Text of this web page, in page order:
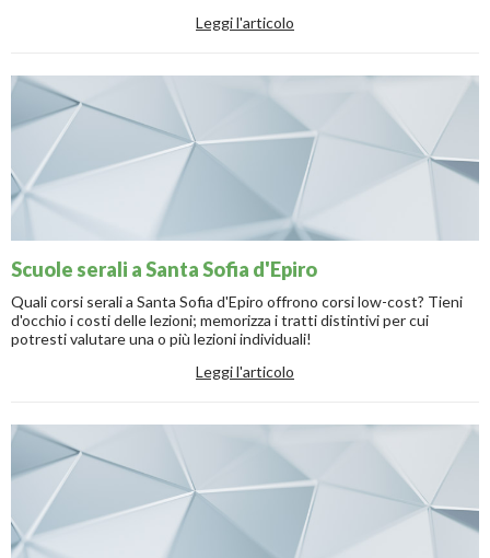
Leggi l'articolo
Scuole serali a Santa Sofia d'Epiro
Quali corsi serali a Santa Sofia d'Epiro offrono corsi low-cost? Tieni
d'occhio i costi delle lezioni; memorizza i tratti distintivi per cui
potresti valutare una o più lezioni individuali!
Leggi l'articolo